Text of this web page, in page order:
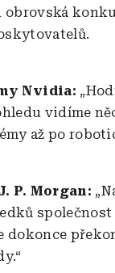
Nvidia:
vidíme
až po
P. Morgan:
dokonce